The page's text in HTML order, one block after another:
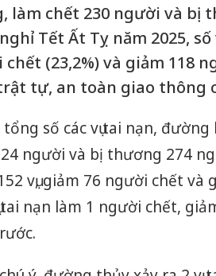
làm chết 230 người và bị
Tết Ất Tỵ năm 2025, số
chết (23,2%) và giảm 118
tự, an toàn giao thông
số các vụ tai nạn,
người và bị thương 274
vụ, giảm 76 người chết
tai nạn làm 1 người chết,